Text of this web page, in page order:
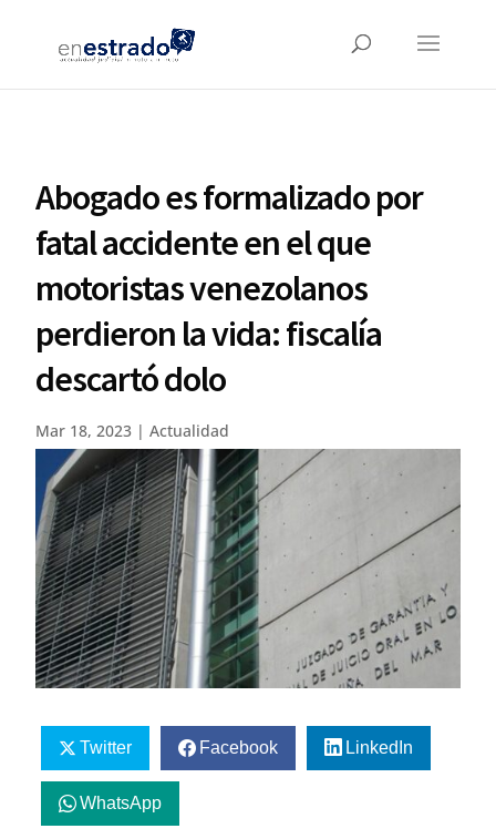
Abogado es formalizado por
fatal accidente en el que
motoristas venezolanos
perdieron la vida: fiscalía
descartó dolo
Mar 18, 2023 |Actualidad
Twitter Facebook LinkedIn
WhatsApp